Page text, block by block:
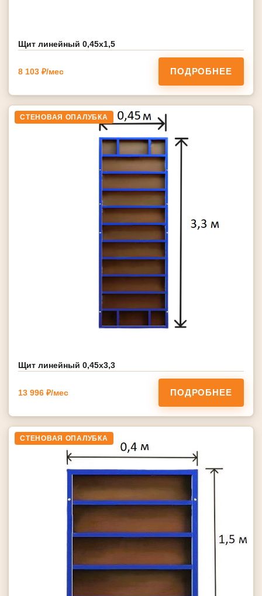
Щит линейный 0,45х1,5
8 103 ₽/мес ПОДРОБНЕЕ
СТЕНОВАЯ ОПАЛУБКА
Щит линейный 0,45х3,3
13 996 ₽/мес ПОДРОБНЕЕ
СТЕНОВАЯ ОПАЛУБКА